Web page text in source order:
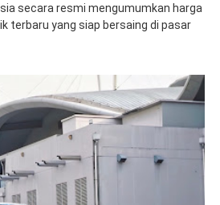
secara resmi mengumumkan harga
terbaru yang siap bersaing di pasar